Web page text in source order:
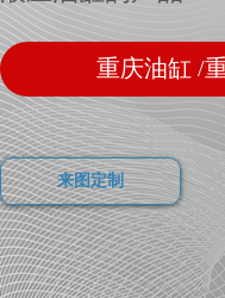
重庆油缸 /
来图定制